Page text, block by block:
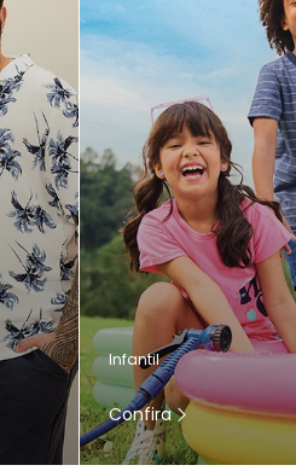
Infantil
Confira